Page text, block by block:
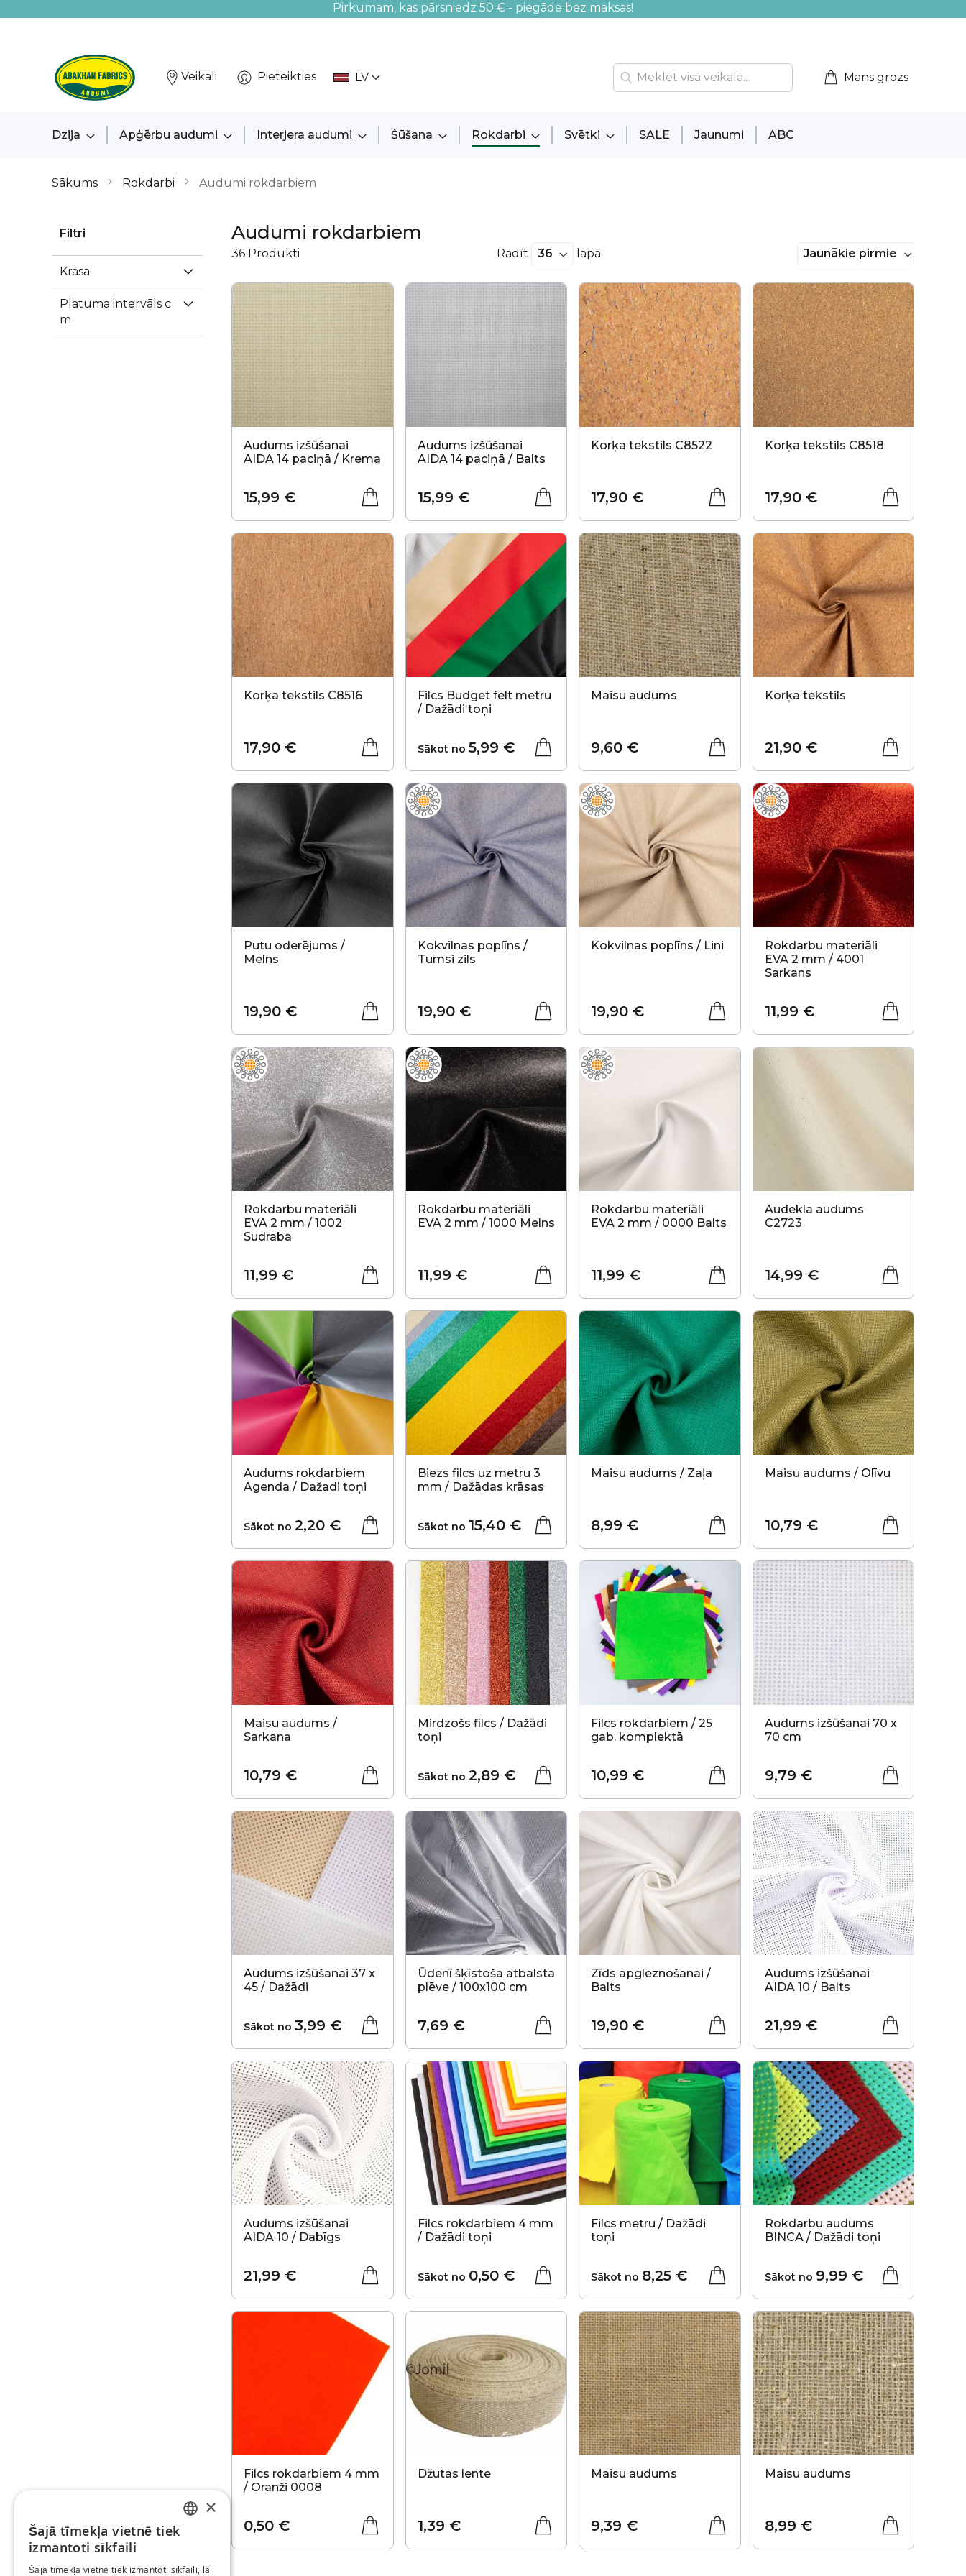
Pirkumam, kas pārsniedz 50 € - piegāde bez maksas!
Veikali Pieteikties LV Mans grozs
Dzija Apģērbu audumi Interjera audumi Šūšana Rokdarbi Svētki SALE Jaunumi ABC
Sākums Rokdarbi Audumi rokdarbiem
Audumi rokdarbiem
36 Produkti Rādīt lapā
Audums izšūšanai
AIDA 14 paciņā / Krema
15,99 €
Audums izšūšanai
AIDA 14 paciņā / Balts
15,99 €
Korķa tekstils C8522
17,90 €
Korķa tekstils C8518
17,90 €
Korķa tekstils C8516
17,90 €
Filcs Budget felt metru
/ Dažādi toņi
Sākot no 5,99 €
Maisu audums
9,60 €
Korķa tekstils
21,90 €
Putu oderējums /
Melns
19,90 €
Kokvilnas poplīns /
Tumsi zils
19,90 €
Kokvilnas poplīns / Lini
19,90 €
Rokdarbu materiāli
EVA 2 mm / 4001
Sarkans
11,99 €
Rokdarbu materiāli
EVA 2 mm / 1002
Sudraba
11,99 €
Rokdarbu materiāli
EVA 2 mm / 1000 Melns
11,99 €
Rokdarbu materiāli
EVA 2 mm / 0000 Balts
11,99 €
Audekla audums
C2723
14,99 €
Audums rokdarbiem
Agenda / Dažadi toņi
Sākot no 2,20 €
Biezs filcs uz metru 3
mm / Dažādas krāsas
Sākot no 15,40 €
Maisu audums / Zaļa
8,99 €
Maisu audums / Olīvu
10,79 €
Maisu audums /
Sarkana
10,79 €
Mirdzošs filcs / Dažādi
toņi
Sākot no 2,89 €
Filcs rokdarbiem / 25
gab. komplektā
10,99 €
Audums izšūšanai 70 x
70 cm
9,79 €
Audums izšūšanai 37 x
45 / Dažādi
Sākot no 3,99 €
Ūdenī šķīstoša atbalsta
plēve / 100x100 cm
7,69 €
Zīds apgleznošanai /
Balts
19,90 €
Audums izšūšanai
AIDA 10 / Balts
21,99 €
Audums izšūšanai
AIDA 10 / Dabīgs
21,99 €
Filcs rokdarbiem 4 mm
/ Dažādi toņi
Sākot no 0,50 €
Filcs metru / Dažādi
toņi
Sākot no 8,25 €
Rokdarbu audums
BINCA / Dažādi toņi
Sākot no 9,99 €
Filcs rokdarbiem 4 mm
/ Oranži 0008
0,50 €
Džutas lente
1,39 €
Maisu audums
9,39 €
Maisu audums
8,99 €
Filtri
Krāsa
Platuma intervāls c
m
×
Šajā tīmekļa vietnē tiek
izmantoti sīkfaili
Šajā tīmekļa vietnē tiek izmantoti sīkfaili, lai